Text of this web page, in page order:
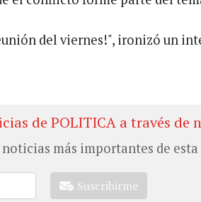
del viernes!", ironizó un
de POLITICA a través de
más importantes de esta
Suscribirme